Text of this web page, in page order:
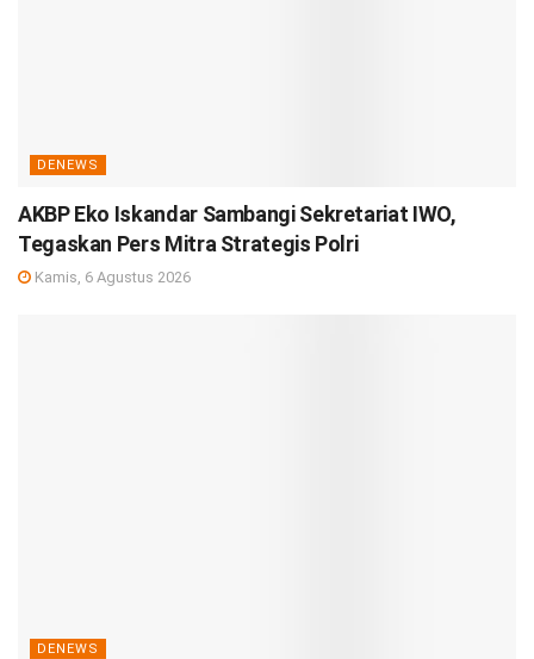
DENEWS
AKBP Eko Iskandar Sambangi Sekretariat IWO,
Tegaskan Pers Mitra Strategis Polri
Kamis, 6 Agustus 2026
DENEWS